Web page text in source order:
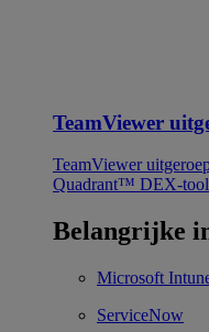
TeamViewer
TeamViewer
Quadrant™ DEX-
Belangrijke
Microsoft
ServiceNow